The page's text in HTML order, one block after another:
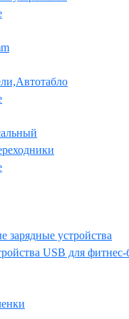
зарядные устройства
USB для фитнес-